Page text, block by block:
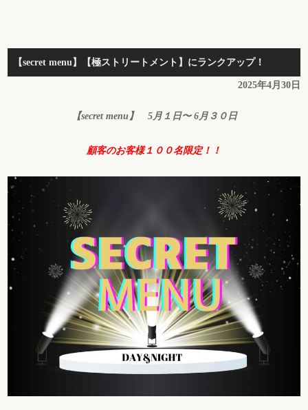
【secret menu】【極ストリートメント】にランクアップ！
2025年4月30日
【secret menu】 5月１日〜 6月３０日
顧客のお客様１００名限定！！